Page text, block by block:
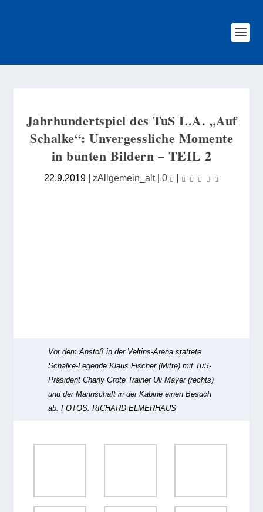
Jahrhundertspiel des TuS L.A. „Auf
Schalke“: Unvergessliche Momente
in bunten Bildern – TEIL 2
22.9.2019| zAllgemein_alt| 0 |
Vor dem Anstoß in der Veltins-Arena stattete
Schalke-Legende Klaus Fischer (Mitte) mit TuS-
Präsident Charly Grote Trainer Uli Mayer (rechts)
und der Mannschaft in der Kabine einen Besuch
ab. FOTOS: RICHARD ELMERHAUS